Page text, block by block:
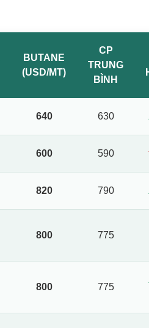
BUTANE
(USD/MT)
CP
TRUNG
BÌNH
640 630
600 590
820 790
800 775
800 775